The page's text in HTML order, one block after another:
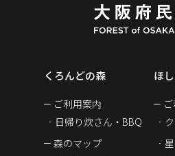
くろんどの森
ご利用案内
日帰り炊さん・BBQ
森のマップ
ほ